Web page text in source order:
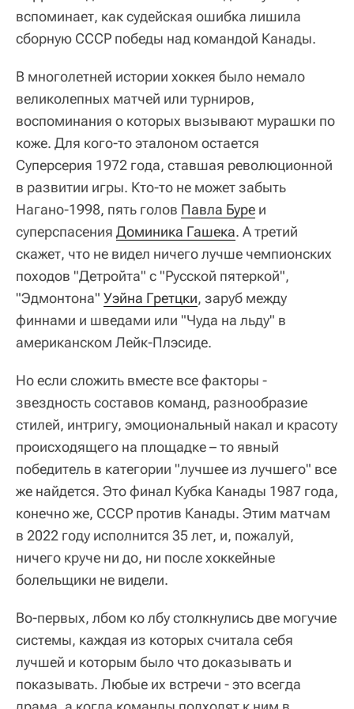
вспоминает, как судейская ошибка лишила
сборную СССР победы над командой Канады.
В многолетней истории хоккея было немало
великолепных матчей или турниров,
воспоминания о которых вызывают мурашки по
коже. Для кого-то эталоном остается
Суперсерия 1972 года, ставшая революционной
в развитии игры. Кто-то не может забыть
Нагано-1998, пять голов Павла Буре и
суперспасения Доминика Гашека. А третий
скажет, что не видел ничего лучше чемпионских
походов "Детройта" с "Русской пятеркой",
"Эдмонтона" Уэйна Гретцки, заруб между
финнами и шведами или "Чуда на льду" в
американском Лейк-Плэсиде.
Но если сложить вместе все факторы -
звездность составов команд, разнообразие
стилей, интригу, эмоциональный накал и красоту
происходящего на площадке – то явный
победитель в категории "лучшее из лучшего" все
же найдется. Это финал Кубка Канады 1987 года,
конечно же, СССР против Канады. Этим матчам
в 2022 году исполнится 35 лет, и, пожалуй,
ничего круче ни до, ни после хоккейные
болельщики не видели.
Во-первых, лбом ко лбу столкнулись две могучие
системы, каждая из которых считала себя
лучшей и которым было что доказывать и
показывать. Любые их встречи - это всегда